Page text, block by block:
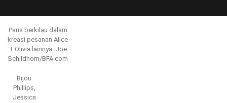
Paris berkilau dalam
kreasi pesanan Alice
+ Olivia lainnya. Joe
Schildhorn/BFA.com
Bijou
Phillips,
Jessica